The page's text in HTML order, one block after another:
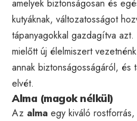
amelyek biztonságosan és
kutyáknak, változatosságot
tápanyagokkal gazdagítva
mielőtt új élelmiszert
annak biztonságosságáról, és
elvét.
Alma (magok nélkül)
Az alma egy kiváló rostforrás,